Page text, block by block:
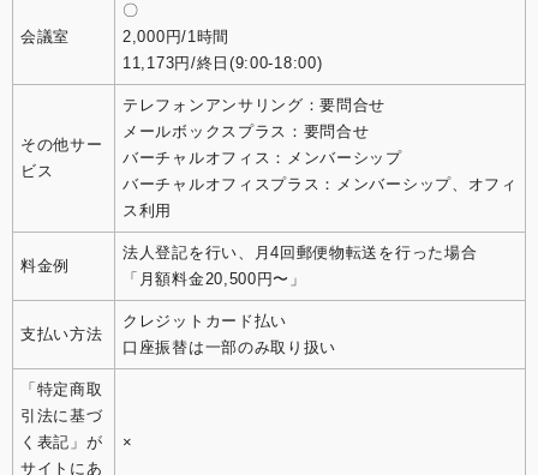
会議室
〇
2,000円/1時間
11,173円/終日(9:00-18:00)
その他サー
ビス
テレフォンアンサリング：要問合せ
メールボックスプラス：要問合せ
バーチャルオフィス：メンバーシップ
バーチャルオフィスプラス：メンバーシップ、オフィ
ス利用
料金例
法人登記を行い、月4回郵便物転送を行った場合
「月額料金20,500円〜」
支払い方法
クレジットカード払い
口座振替は一部のみ取り扱い
「特定商取
引法に基づ
く表記」が
サイトにあ
×